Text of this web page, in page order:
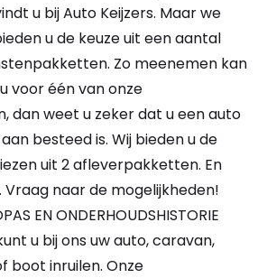
u bij Auto Keijzers. Maar we
u de keuze uit een aantal
Zo meenemen kan
voor één van onze
dan weet u zeker dat u een auto
besteed is. Wij bieden u de
uit 2 afleverpakketten. En
Vraag naar de mogelijkheden!
EN ONDERHOUDSHISTORIE
u bij ons uw auto, caravan,
boot inruilen. Onze